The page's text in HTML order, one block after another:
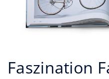
Faszination